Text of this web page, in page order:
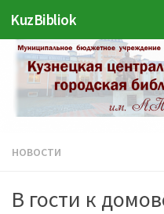
Перейти к содержимому
KuzBibliok
НОВОСТИ
В гости к